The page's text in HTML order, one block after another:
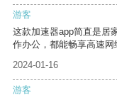
游客
这款加速器app简直是居
作办公，都能畅享高速网
2024-01-16
游客